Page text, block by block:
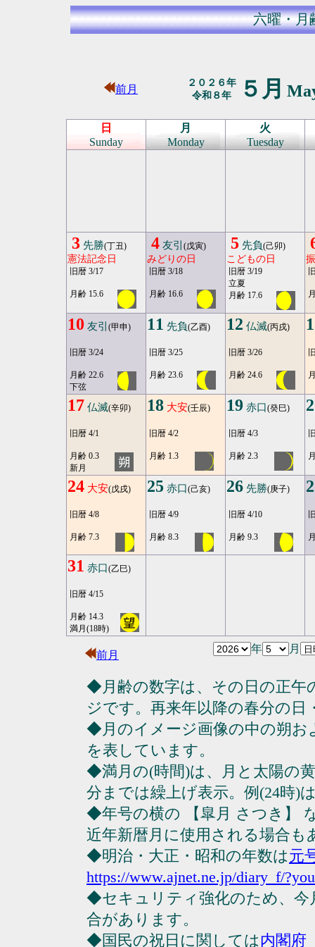
六曜・月
前月
２０２６年
令和８年
５月
日
Sunday
月
Monday
火
Tuesday
3 先勝(丁丑)
憲法記念日
旧暦 3/17
月齢 15.6
4 友引 (戊寅)
みどりの日
旧暦 3/18
月齢 16.6
5 先負(己卯)
こどもの日
旧暦 3/19
立夏
月齢 17.6
10 友引 (甲申)
旧暦 3/24
月齢 22.6
下弦
11 先負(乙酉)
旧暦 3/25
月齢 23.6
12 仏滅(丙戌)
旧暦 3/26
月齢 24.6
17 仏滅(辛卯)
旧暦 4/1
月齢 0.3
新月
18 大安(壬辰)
旧暦 4/2
月齢 1.3
19 赤口(癸巳)
旧暦 4/3
月齢 2.3
24 大安(戊戌)
旧暦 4/8
月齢 7.3
25 赤口(己亥)
旧暦 4/9
月齢 8.3
26 先勝(庚子)
旧暦 4/10
月齢 9.3
31 赤口(乙巳)
旧暦 4/15
月齢 14.3
満月(18時)
前月
年 月
◆月齢の数字は、その日の正午
ジです。再来年以降の春分の日
◆月のイメージ画像の中の朔
を表しています。
◆満月の(時間)は、月と太陽の
分までは繰上げ表示。例(24時)
◆年号の横の 【皐月 さつき】
近年新暦月に使用される場合も
◆明治・大正・昭和の年数は元
https://www.ajnet.ne.jp/diary_f/
◆セキュリティ強化のため、今
合があります。
◆国民の祝日に関しては内閣府